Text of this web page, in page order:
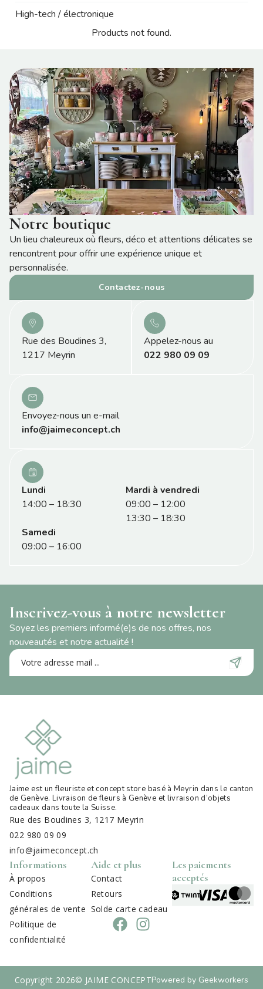
High-tech / électronique
Products not found.
Notre boutique
Un lieu chaleureux où fleurs, déco et attentions délicates se
rencontrent pour offrir une expérience unique et
personnalisée.
Contactez-nous
Rue des Boudines 3,
1217 Meyrin
022 980 09 09
Appelez-nous au
info@jaimeconcept.ch
Envoyez-nous un e-mail
Lundi
14:00 – 18:30
Mardi à vendredi
09:00 – 12:00
13:30 – 18:30
Samedi
09:00 – 16:00
Inscrivez-vous à notre newsletter
Soyez les premiers informé(e)s de nos offres, nos
nouveautés et notre actualité !
Jaime est un fleuriste et concept store basé à Meyrin dans le canton
de Genève. Livraison de fleurs à Genève et livraison d’objets
cadeaux dans toute la Suisse.
Rue des Boudines 3, 1217 Meyrin
022 980 09 09
info@jaimeconcept.ch
Informations
À propos
Conditions
générales de vente
Politique de
confidentialité
Aide et plus
Contact
Retours
Solde carte cadeau
Les paiements
acceptés
Copyright 2026© JAIME CONCEPTPowered by Geekworkers